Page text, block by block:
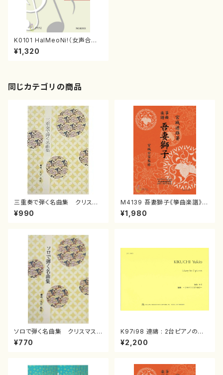
K0101 HalMeoNi!（女声合唱/
金桃蓮/楽譜）
¥1,320
同じカテゴリの商品
三重奏で弾く名曲集 クリスマ
スメドレー( 箏2/大平光美 編
曲/楽譜）
¥990
M4139 吾妻獅子《箏曲楽譜》
（箏/宮城道雄著・宮城宗家監修/
箏曲古典楽譜）
¥1,980
ソロで弾く名曲集 クリスマス・
イブ／恋人がサンタクロース(
箏独奏 /大平光美 編曲/楽
¥770
K97i98 連禱 : 2台ピアノのた
めの（2 Pianos / 菊池 幸夫 /
楽譜）
¥2,200